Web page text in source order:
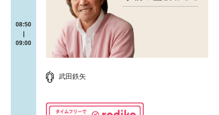
08:50
09:00
武田鉄矢